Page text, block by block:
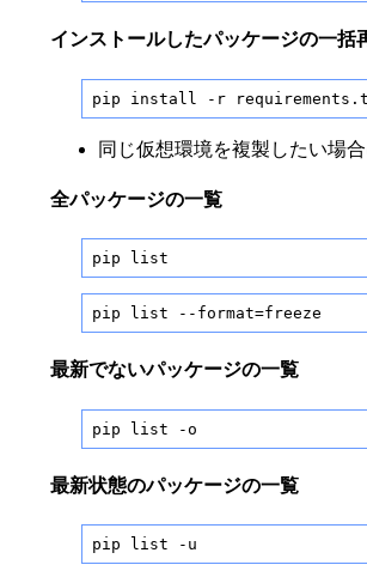
インストールしたパッケージの一括
pip install -r
同じ仮想環境を複製したい場合
全パッケージの一覧
pip list
pip list --format=freeze
最新でないパッケージの一覧
pip list -o
最新状態のパッケージの一覧
pip list -u